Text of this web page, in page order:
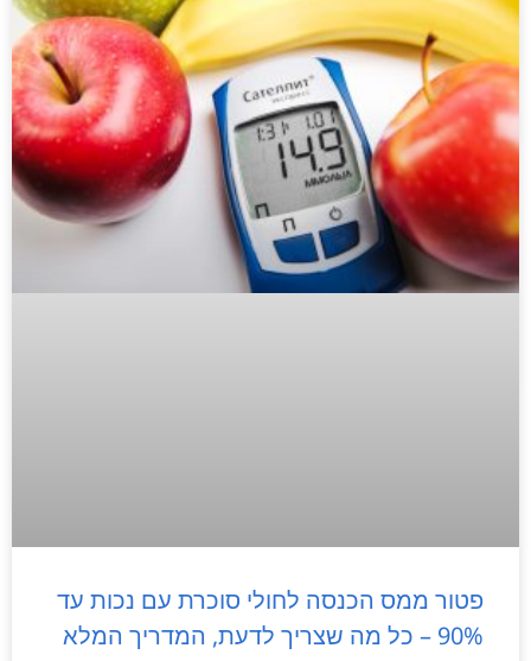
פטור ממס הכנסה לחולי סוכרת עם נכות עד
90% – כל מה שצריך לדעת, המדריך המלא